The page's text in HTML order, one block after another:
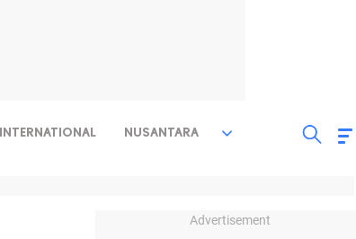
INTERNATIONAL NUSANTARA
Advertisement